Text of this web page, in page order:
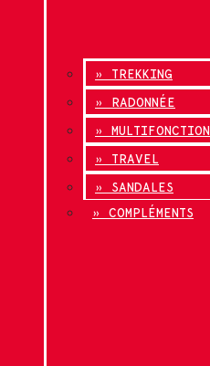
» TREKKING
» RADONNÉE
» MULTIFONCTION
» TRAVEL
» SANDALES
» COMPLÉMENTS